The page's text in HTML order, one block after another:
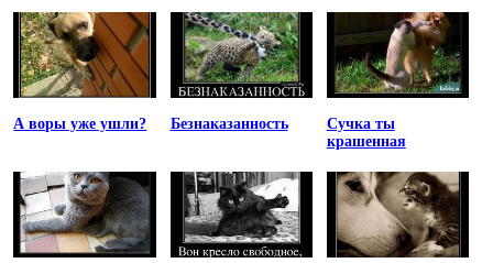
А воры уже ушли? Безнаказанность
Сучка ты
крашенная